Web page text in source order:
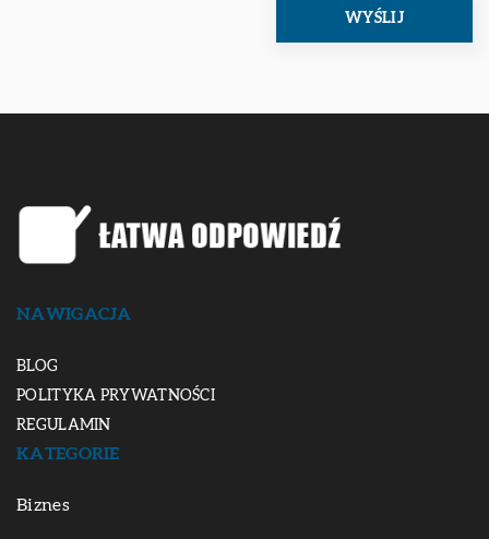
NAWIGACJA
BLOG
POLITYKA PRYWATNOŚCI
REGULAMIN
KATEGORIE
Biznes